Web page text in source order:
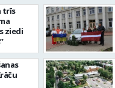
trīs
ziedi